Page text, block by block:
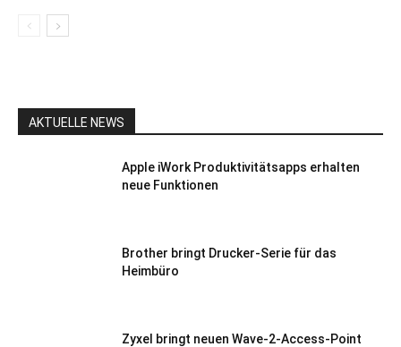
AKTUELLE NEWS
Apple iWork Produktivitätsapps erhalten
neue Funktionen
Brother bringt Drucker-Serie für das
Heimbüro
Zyxel bringt neuen Wave-2-Access-Point